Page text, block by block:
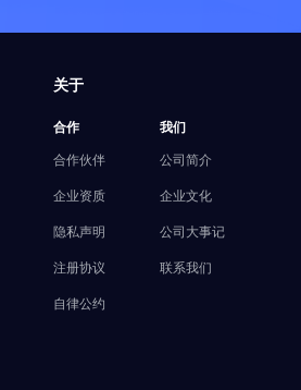
关于
合作
合作伙伴
企业资质
隐私声明
注册协议
自律公约
我们
公司简介
企业文化
公司大事记
联系我们